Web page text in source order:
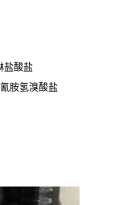
盐酸盐
胺氢溴酸盐